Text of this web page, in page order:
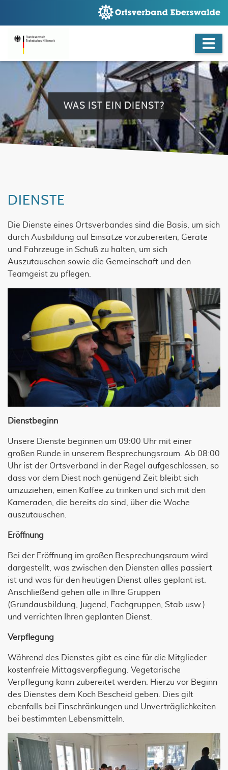
WAS IST EIN DIENST?
DIENSTE
Die Dienste eines Ortsverbandes sind die Basis, um sich
durch Ausbildung auf Einsätze vorzubereiten, Geräte
und Fahrzeuge in Schuß zu halten, um sich
Auszutauschen sowie die Gemeinschaft und den
Teamgeist zu pflegen.
Dienstbeginn
Unsere Dienste beginnen um 09:00 Uhr mit einer
großen Runde in unserem Besprechungsraum. Ab 08:00
Uhr ist der Ortsverband in der Regel aufgeschlossen, so
dass vor dem Diest noch genügend Zeit bleibt sich
umzuziehen, einen Kaffee zu trinken und sich mit den
Kameraden, die bereits da sind, über die Woche
auszutauschen.
Eröffnung
Bei der Eröffnung im großen Besprechungsraum wird
dargestellt, was zwischen den Diensten alles passiert
ist und was für den heutigen Dienst alles geplant ist.
Anschließend gehen alle in Ihre Gruppen
(Grundausbildung, Jugend, Fachgruppen, Stab usw.)
und verrichten Ihren geplanten Dienst.
Verpflegung
Während des Dienstes gibt es eine für die Mitglieder
kostenfreie Mittagsverpflegung. Vegetarische
Verpflegung kann zubereitet werden. Hierzu vor Beginn
des Dienstes dem Koch Bescheid geben. Dies gilt
ebenfalls bei Einschränkungen und Unverträglichkeiten
bei bestimmten Lebensmitteln.